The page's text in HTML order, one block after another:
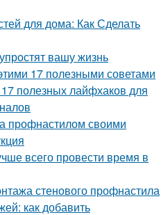
для дома: Как Сделать
вашу жизнь
17 полезными советами
полезных лайфхаков для
профнастилом своими
всего провести время в
стенового профнастила
как добавить